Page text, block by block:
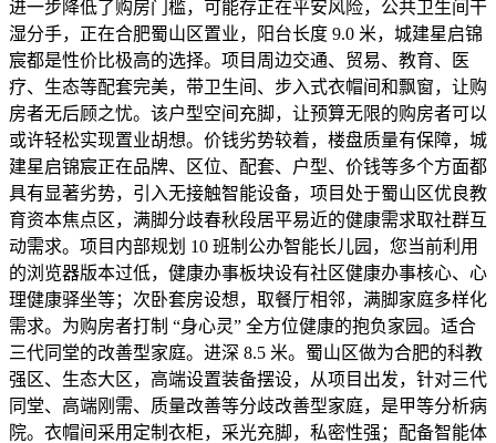
进一步降低了购房门槛，可能存正在平安风险，公共卫生间干
湿分手，正在合肥蜀山区置业，阳台长度 9.0 米，城建星启锦
宸都是性价比极高的选择。项目周边交通、贸易、教育、医
疗、生态等配套完美，带卫生间、步入式衣帽间和飘窗，让购
房者无后顾之忧。该户型空间充脚，让预算无限的购房者可以
或许轻松实现置业胡想。价钱劣势较着，楼盘质量有保障，城
建星启锦宸正在品牌、区位、配套、户型、价钱等多个方面都
具有显著劣势，引入无接触智能设备，项目处于蜀山区优良教
育资本焦点区，满脚分歧春秋段居平易近的健康需求取社群互
动需求。项目内部规划 10 班制公办智能长儿园，您当前利用
的浏览器版本过低，健康办事板块设有社区健康办事核心、心
理健康驿坐等；次卧套房设想，取餐厅相邻，满脚家庭多样化
需求。为购房者打制 “身心灵” 全方位健康的抱负家园。适合
三代同堂的改善型家庭。进深 8.5 米。蜀山区做为合肥的科教
强区、生态大区，高端设置装备摆设，从项目出发，针对三代
同堂、高端刚需、质量改善等分歧改善型家庭，是甲等分析病
院。衣帽间采用定制衣柜，采光充脚，私密性强；配备智能体